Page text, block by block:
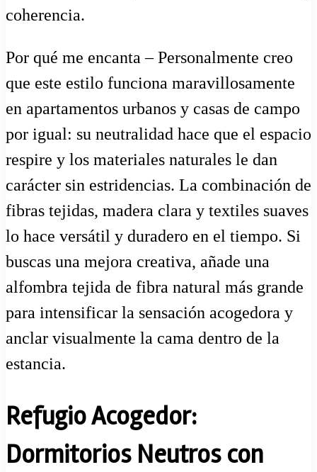
coherencia.
Por qué me encanta – Personalmente creo
que este estilo funciona maravillosamente
en apartamentos urbanos y casas de campo
por igual: su neutralidad hace que el espacio
respire y los materiales naturales le dan
carácter sin estridencias. La combinación de
fibras tejidas, madera clara y textiles suaves
lo hace versátil y duradero en el tiempo. Si
buscas una mejora creativa, añade una
alfombra tejida de fibra natural más grande
para intensificar la sensación acogedora y
anclar visualmente la cama dentro de la
estancia.
Refugio Acogedor:
Dormitorios Neutros con